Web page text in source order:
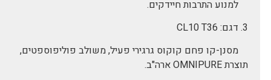
למנוע התרבות חיידקים.
3. דגם: CL10 T36
מסנן-קו פחם קוקוס גרגירי פעיל, משולב פוליפוספטים,
תוצרת OMNIPURE ארה"ב.